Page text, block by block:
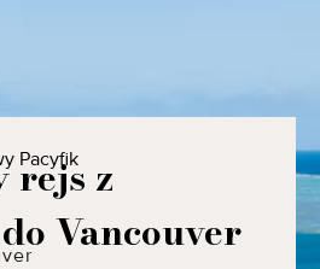
Pacyfik
rejs z
Vancouver